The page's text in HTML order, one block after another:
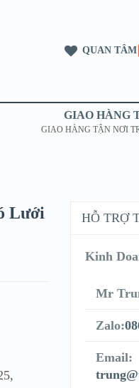
QUAN TÂM
GIAO HÀNG
GIAO HÀNG TẬN NƠI
Lưới
HỖ TRỢ
Kinh
Mr
Zalo:
Email: